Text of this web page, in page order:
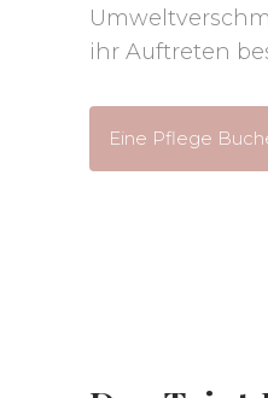
ihr Auftreten
Eine Pflege